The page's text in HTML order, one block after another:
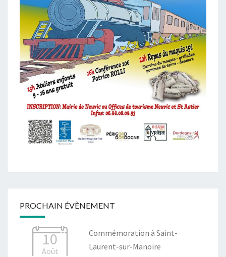
PROCHAIN ÉVÈNEMENT
10
Août
Commémoration à Saint-
Laurent-sur-Manoire